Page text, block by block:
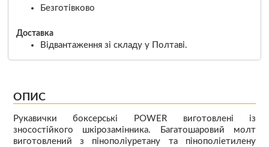
Безготівково
Доставка
Відвантаження зі складу у Полтаві.
ОПИС
Рукавички боксерські POWER виготовлені із
зносостійкого шкірозамінника. Багатошаровий молт
виготовлений з пінополіуретану та пінополіетилену